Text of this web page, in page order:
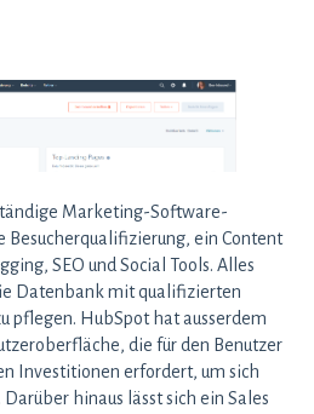
Marketing-Software-
Besucherqualifizierung, ein Content
SEO und Social Tools. Alles
Datenbank mit qualifizierten
pflegen. HubSpot hat ausserdem
die für den Benutzer
Investitionen erfordert, um sich
hinaus lässt sich ein Sales